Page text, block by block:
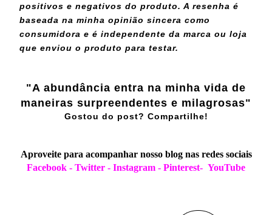
positivos e negativos do produto. A resenha é
baseada na minha opinião sincera como
consumidora e é independente da marca ou loja
que enviou o produto para testar.
"A abundância entra na minha vida de
maneiras surpreendentes e milagrosas"
Gostou do post? Compartilhe!
Aproveite para acompanhar nosso blog nas redes sociais
Facebook - Twitter - Instagram - Pinterest- YouTube